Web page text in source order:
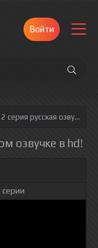
Войти
серия русская озвучка полностью смотреть онлайн!
озвучке в hd!
серии